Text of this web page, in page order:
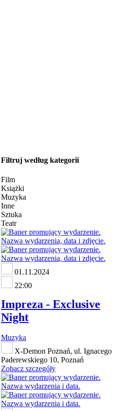
Filtruj według kategorii
Film
Książki
Muzyka
Inne
Sztuka
Teatr
01.11.2024
22:00
Impreza - Exclusive
Night
Muzyka
X-Demon Poznań, ul. Ignacego
Paderewskiego 10, Poznań
Zobacz szczegóły